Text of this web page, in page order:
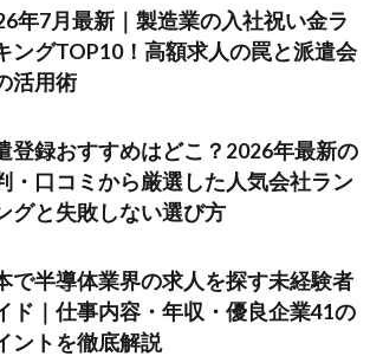
年7月最新｜製造業の入社祝い金ラ
ングTOP10！高額求人の罠と派遣会
活用術
登録おすすめはどこ？2026年最新の
・口コミから厳選した人気会社ラン
グと失敗しない選び方
で半導体業界の求人を探す未経験者
ド｜仕事内容・年収・優良企業41の
ントを徹底解説